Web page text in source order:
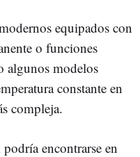
equipados con
o funciones
algunos modelos
constante en
compleja.
podría encontrarse en